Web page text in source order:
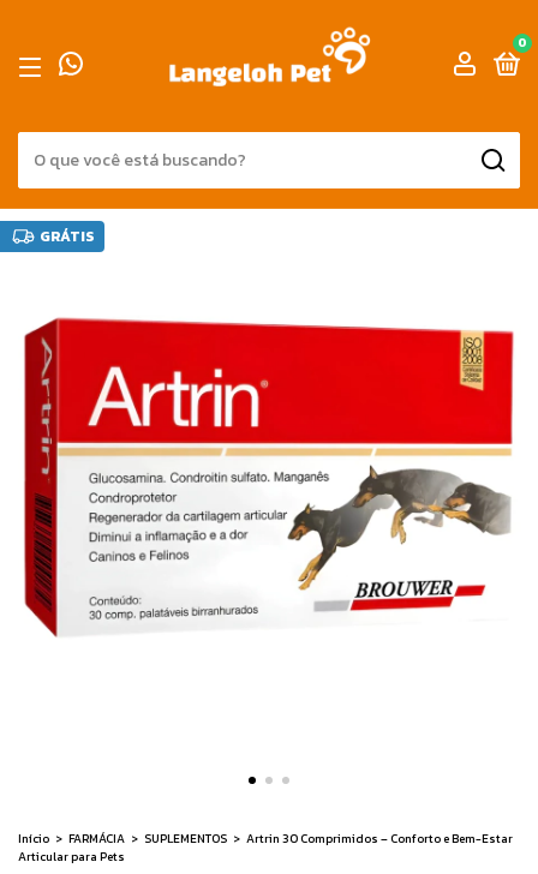
0
GRÁTIS
Início > FARMÁCIA > SUPLEMENTOS > Artrin 30 Comprimidos – Conforto e Bem-Estar
Articular para Pets